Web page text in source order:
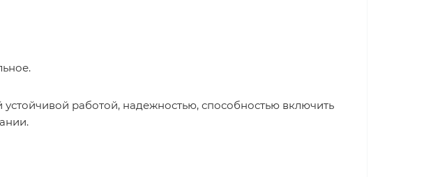
работой, надежностью, способностью включить